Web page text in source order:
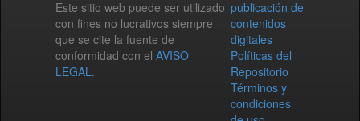
Este sitio web puede ser utilizado
con fines no lucrativos siempre
que se cite la fuente de
conformidad con el AVISO
LEGAL.
publicación de
contenidos
digitales
Políticas del
Repositorio
Términos y
condiciones